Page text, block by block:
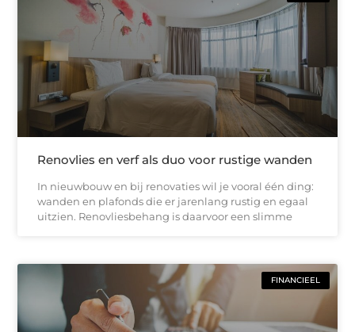
Renovlies en verf als duo voor rustige wanden
In nieuwbouw en bij renovaties wil je vooral één ding:
wanden en plafonds die er jarenlang rustig en egaal
uitzien. Renovliesbehang is daarvoor een slimme
FINANCIEEL